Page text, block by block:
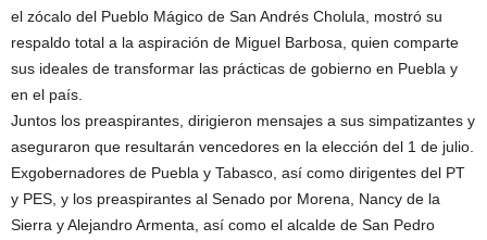
el zócalo del Pueblo Mágico de San Andrés Cholula, mostró su
respaldo total a la aspiración de Miguel Barbosa, quien comparte
sus ideales de transformar las prácticas de gobierno en Puebla y
en el país.
Juntos los preaspirantes, dirigieron mensajes a sus simpatizantes y
aseguraron que resultarán vencedores en la elección del 1 de julio.
Exgobernadores de Puebla y Tabasco, así como dirigentes del PT
y PES, y los preaspirantes al Senado por Morena, Nancy de la
Sierra y Alejandro Armenta, así como el alcalde de San Pedro